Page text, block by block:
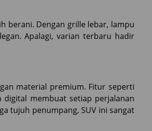
berani. Dengan grille lebar, lampu
Apalagi, varian terbaru hadir
material premium. Fitur seperti
membuat setiap perjalanan
tujuh penumpang, SUV ini sangat